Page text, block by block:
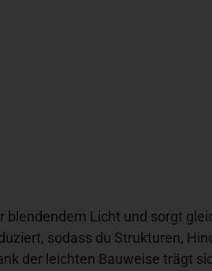
Licht und sorgt
sodass du Strukturen,
der leichten Bauweise trägt